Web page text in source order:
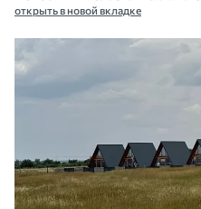
открыть в новой вкладке